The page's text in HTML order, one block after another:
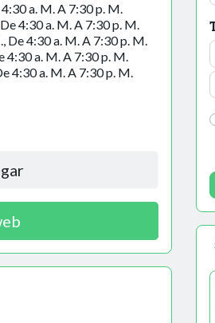
a. M. A 7:30 p. M.
4:30 a. M. A 7:30 p. M.
De 4:30 a. M. A 7:30 p. M.
4:30 a. M. A 7:30 p. M.
4:30 a. M. A 7:30 p. M.